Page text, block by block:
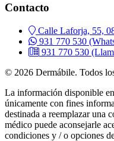
Contacto
Calle Laforja, 55,
931 770 530
931 770 530
© 2026 Dermábile. Todos
La información disponible
únicamente con fines
destinada a reemplazar una
médico puede aconsejarle
condiciones y / o opciones